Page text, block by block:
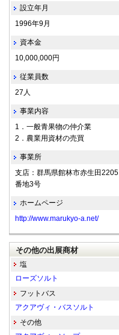
設立年月
1996年9月
資本金
10,000,000円
従業員数
27人
事業内容
1．一般青果物の仲介業
2．農業用資材の売買
事業所
支店：群馬県館林市赤生田2205
番地3号
ホームページ
http://www.marukyo-a.net/
その他の出展商材
塩
ローズソルト
フットバス
アクアヴィ・バスソルト
その他